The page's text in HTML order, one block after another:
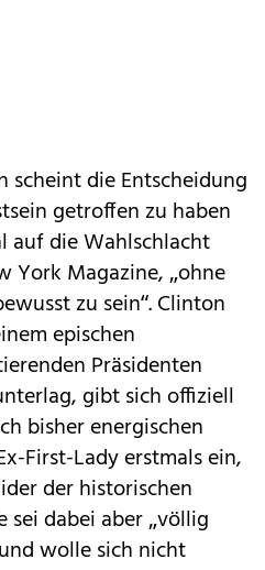
scheint die Entscheidung
getroffen zu haben
auf die Wahlschlacht
York Magazine, „ohne
zu sein“. Clinton
epischen
Präsidenten
gibt sich offiziell
bisher energischen
First-Lady erstmals ein,
der historischen
sei dabei aber „völlig
wolle sich nicht